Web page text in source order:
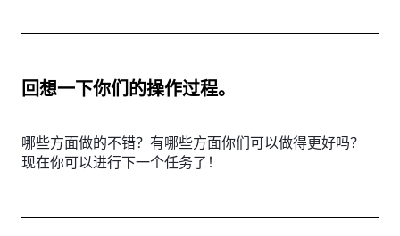
回想一下你们的操作过程。
哪些方面做的不错？有哪些方面你们可以做得更好吗？
现在你可以进行下一个任务了！